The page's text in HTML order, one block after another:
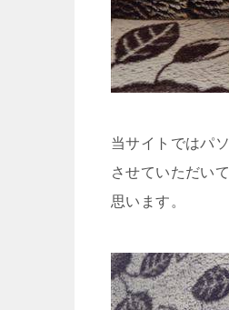
当サイトではパ
させていただい
思います。